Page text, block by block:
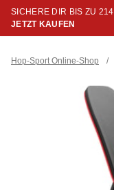
SICHERE DIR BIS ZU
JETZT KAUFEN
Hop-Sport Online-Shop /